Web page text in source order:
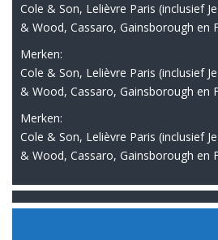
Cole & Son, Lelièvre Paris (inclusief
& Wood, Cassaro, Gainsborough en
Merken:
Cole & Son, Lelièvre Paris (inclusief
& Wood, Cassaro, Gainsborough en
Merken:
Cole & Son, Lelièvre Paris (inclusief
& Wood, Cassaro, Gainsborough en